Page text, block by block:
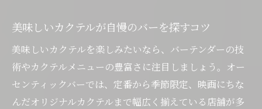
美味しいカクテルが自慢のバーを探すコツ
美味しいカクテルを楽しみたいなら、バーテンダーの技
術やカクテルメニューの豊富さに注目しましょう。オー
センティックバーでは、定番から季節限定、映画にちな
んだオリジナルカクテルまで幅広く揃えている店舗が多